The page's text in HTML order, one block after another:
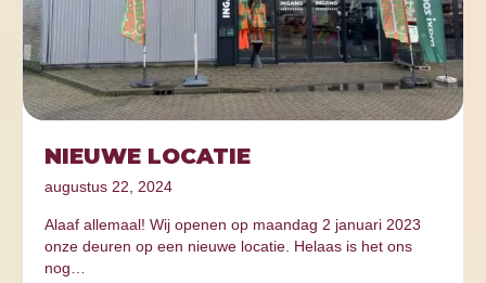
NIEUWE LOCATIE
augustus 22, 2024
Alaaf allemaal! Wij openen op maandag 2 januari 2023
onze deuren op een nieuwe locatie. Helaas is het ons
nog…